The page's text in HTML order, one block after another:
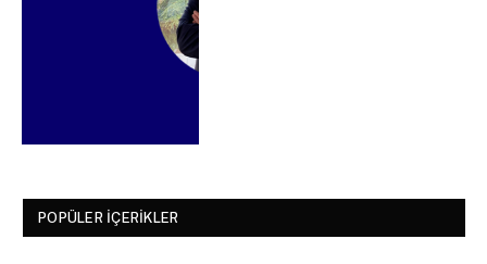
POPÜLER İÇERIKLER